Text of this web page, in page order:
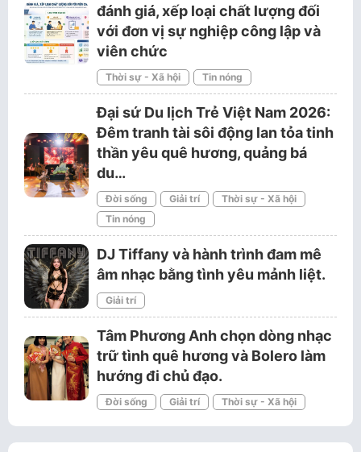
đánh giá, xếp loại chất lượng đối
với đơn vị sự nghiệp công lập và
viên chức
Thời sự - Xã hội Tin nóng
Đại sứ Du lịch Trẻ Việt Nam 2026:
Đêm tranh tài sôi động lan tỏa tinh
thần yêu quê hương, quảng bá
du…
Đời sống Giải trí
Thời sự - Xã hội
Tin nóng
DJ Tiffany và hành trình đam mê
âm nhạc bằng tình yêu mảnh liệt.
Giải trí
Tâm Phương Anh chọn dòng nhạc
trữ tình quê hương và Bolero làm
hướng đi chủ đạo.
Đời sống Giải trí Thời sự - Xã hội